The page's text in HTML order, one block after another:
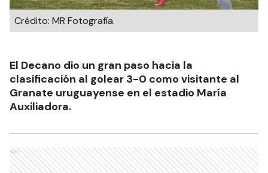
Crédito: MR Fotografía.
El Decano dio un gran paso hacia la
clasificación al golear 3-0 como visitante al
Granate uruguayense en el estadio María
Auxiliadora.
Ads